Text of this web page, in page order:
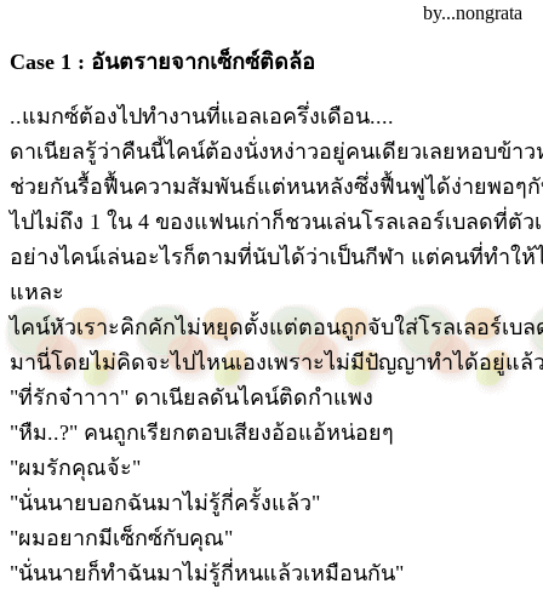
by...nongrata
Case 1 : อันตรายจากเซ็กซ์ติดล้อ
..แมกซ์ต้องไปทำงานที่แอลเอครึ่งเดือน....
ดาเนียลรู้ว่าคืนนี้ไคน์ต้องนั่งหง่าวอยู่คนเดียวเลยหอบข้า
ช่วยกันรื้อฟื้นความสัมพันธ์แต่หนหลังซึ่งฟื้นฟูได้ง่ายพอๆ
ไปไม่ถึง 1 ใน 4 ของแฟนเก่าก็ชวนเล่นโรลเลอร์เบลดที่
อย่างไคน์เล่นอะไรก็ตามที่นับได้ว่าเป็นกีฬา แต่คนที่ทำใ
แหละ
ไคน์หัวเราะคิกคักไม่หยุดตั้งแต่ตอนถูกจับใส่โรลเลอร์เบ
มานี่โดยไม่คิดจะไปไหนเองเพราะไม่มีปัญญาทำได้อยู่แล้
"ที่รักจ๋าาาา" ดาเนียลดันไคน์ติดกำแพง
"หืม..?" คนถูกเรียกตอบเสียงอ้อแอ้หน่อยๆ
"ผมรักคุณจ้ะ"
"นั่นนายบอกฉันมาไม่รู้กี่ครั้งแล้ว"
"ผมอยากมีเซ็กซ์กับคุณ"
"นั่นนายก็ทำฉันมาไม่รู้กี่หนแล้วเหมือนกัน"